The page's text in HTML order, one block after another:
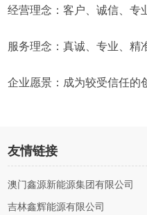
经营理念：客户、诚信、专
服务理念：真诚、专业、精
企业愿景：成为较受信任的
友情链接
澳门鑫源新能源集团有限公司
吉林鑫辉能源有限公司